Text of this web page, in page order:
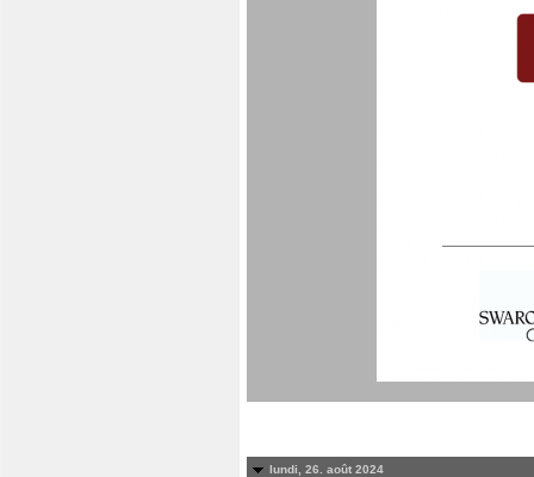
lundi, 26. août 2024